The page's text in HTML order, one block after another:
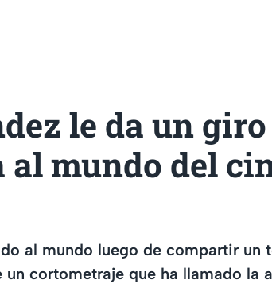
le da un giro
mundo del
al mundo luego de compartir un
cortometraje que ha llamado la